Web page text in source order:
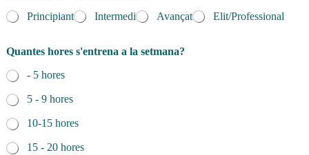
Principiant
Intermedi Avançat Elit/Professional
Quantes hores s'entrena a la setmana?
- 5 hores
5 - 9 hores
10-15 hores
15 - 20 hores